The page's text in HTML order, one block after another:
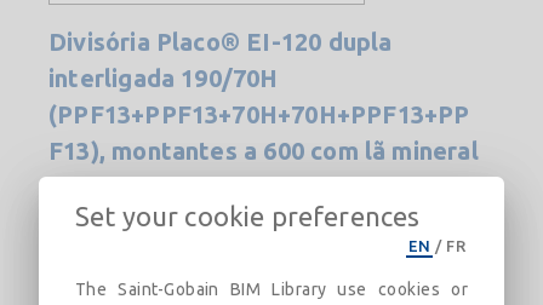
Divisória Placo® EI-120 dupla
interligada 190/70H
(PPF13+PPF13+70H+70H+PPF13+PP
F13), montantes a 600 com lã mineral
Divisória Placo® PPF
Beschreibung Kategorien Verknüpfungen
Set your cookie preferences
EN / FR
The Saint-Gobain BIM Library use cookies or